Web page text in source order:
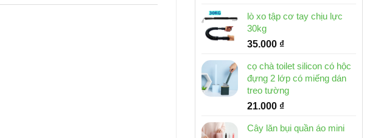
lò xo tập cơ tay chịu lực
30kg
35.000 ₫
cọ chà toilet silicon có hộc
đựng 2 lớp có miếng dán
treo tường
21.000 ₫
Cây lăn bụi quần áo mini